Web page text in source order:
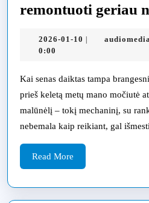
remontuoti geriau
2026-01-10 2026-
0:00
Kai senas daiktas tampa brangesnis už naują Prisimenu, kaip
prieš keletą metų mano močiutė
malūnėlį – tokį mechaninį, su
nebemala kaip reikiant, gal
Read More
More